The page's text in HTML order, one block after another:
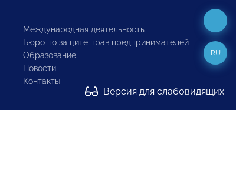
Международная деятельность
Бюро по защите прав предпринимателей
Образование
Новости
Контакты
Версия для слабовидящих
RU